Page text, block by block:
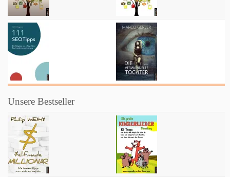
Unsere Bestseller